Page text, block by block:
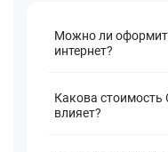
Можно ли
интернет?
Какова стоимость
влияет?